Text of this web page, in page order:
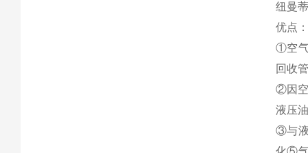
纽曼
优点
①空气
回收
②因空
液压
③与液